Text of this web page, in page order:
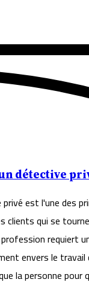
détective
est l'une des
clients qui se
requiert
envers le
la personne pour